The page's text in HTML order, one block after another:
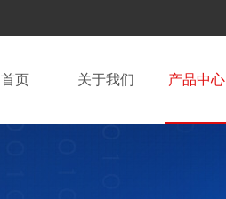
首页 关于我们 产品中心